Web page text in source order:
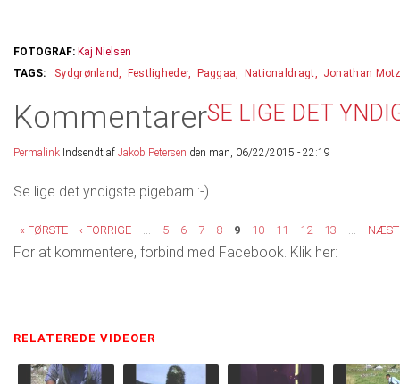
FOTOGRAF: Kaj Nielsen
Sydgrønland
Festligheder Paggaa Nationaldragt Jonathan
KommentarerSE LIGE DET
Permalink Indsendt af Jakob Petersen den man, 06/22/2015 - 22:19
Se lige det yndigste pigebarn :-)
Sider
« FØRSTE ‹ FORRIGE 5 6 7 8 9 10 11 12 13
For at kommentere, forbind med Facebook. Klik her:
RELATEREDE VIDEOER